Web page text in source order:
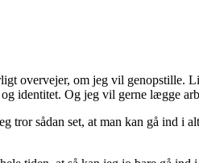
overvejer, om jeg vil
identitet. Og jeg vil gerne lægge
tror sådan set, at man kan gå ind